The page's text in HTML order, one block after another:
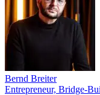
Bernd Breiter
Entrepreneur, Bridge-